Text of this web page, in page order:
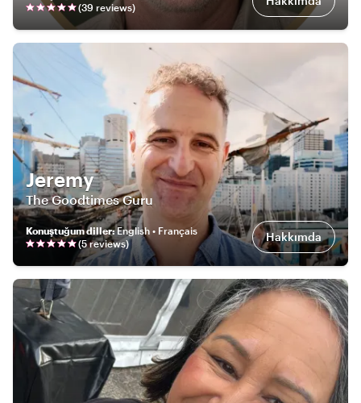
(39 reviews)
Jeremy
The Goodtimes Guru
Konuştuğum diller:English • Français
(5reviews) Hakkımda